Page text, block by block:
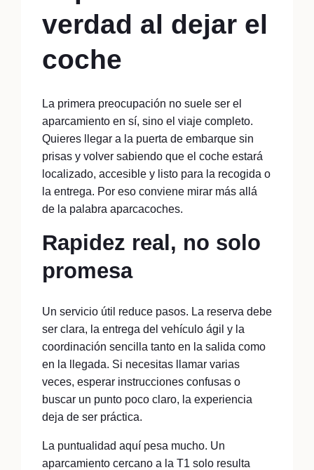
verdad al dejar el
coche
La primera preocupación no suele ser el
aparcamiento en sí, sino el viaje completo.
Quieres llegar a la puerta de embarque sin
prisas y volver sabiendo que el coche estará
localizado, accesible y listo para la recogida o
la entrega. Por eso conviene mirar más allá
de la palabra aparcacoches.
Rapidez real, no solo
promesa
Un servicio útil reduce pasos. La reserva debe
ser clara, la entrega del vehículo ágil y la
coordinación sencilla tanto en la salida como
en la llegada. Si necesitas llamar varias
veces, esperar instrucciones confusas o
buscar un punto poco claro, la experiencia
deja de ser práctica.
La puntualidad aquí pesa mucho. Un
aparcamiento cercano a la T1 solo resulta